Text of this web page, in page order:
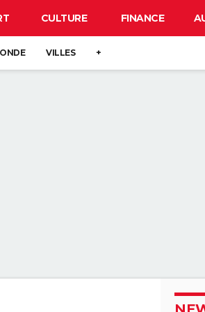
CULTURE FINANCE
VILLES +